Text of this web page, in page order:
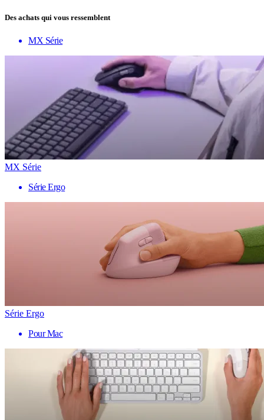
Des achats qui vous ressemblent
MX Série
MX Série
Série Ergo
Série Ergo
Pour Mac